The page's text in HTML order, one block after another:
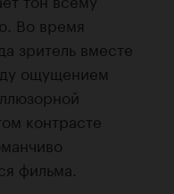
Во время
зритель вместе
ощущением
контрасте
фильма.